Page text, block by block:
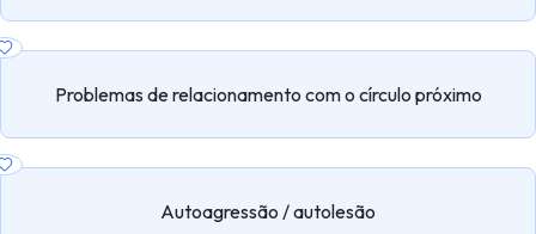
Problemas de relacionamento com o círculo próximo
Autoagressão / autolesão